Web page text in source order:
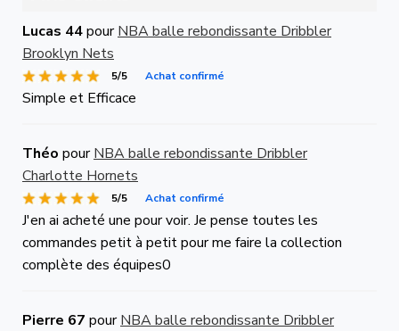
Lucas 44pourNBA balle rebondissante Dribbler
Brooklyn Nets
5/5 Achat confirmé
Simple et Efficace
Théo pourNBA balle rebondissante Dribbler
Charlotte Hornets
5/5 Achat confirmé
J'en ai acheté une pour voir. Je pense toutes les
commandes petit à petit pour me faire la collection
complète des équipes0
Pierre 67 pourNBA balle rebondissante Dribbler